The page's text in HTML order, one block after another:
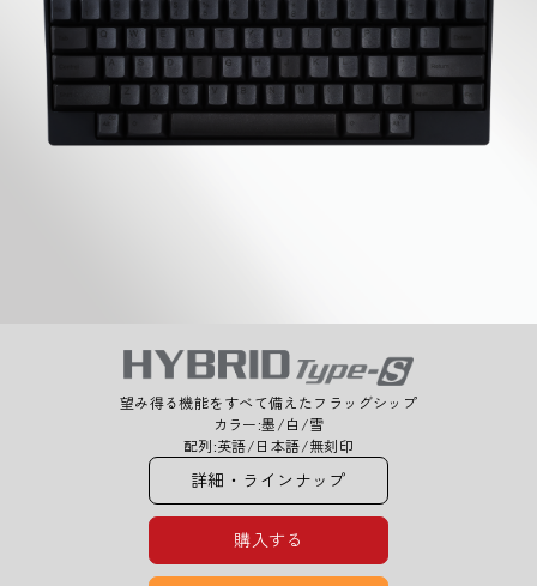
望み得る機能をすべて備えた フラッグシップ
カラー:墨/白/雪
配列:英語/日本語/無刻印
詳細・ラインナップ
購入する